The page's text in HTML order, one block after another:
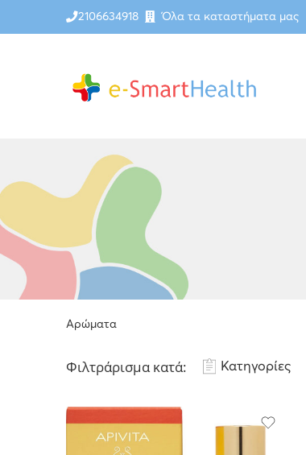
2106634918 Όλα τα καταστήματα μας
Αρώματα
Φιλτράρισμα κατά: Κατηγορίες